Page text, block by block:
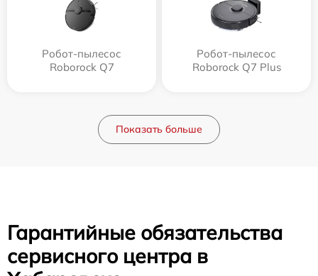
Робот-пылесос
Roborock Q7
Робот-пылесос
Roborock Q7 Plus
Показать больше
Гарантийные обязательства
сервисного центра в